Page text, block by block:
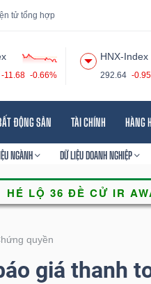
tử tổng hợp
-11.68 -0.66%
HNX-Index
292.64 -0.95
ĐỘNG SẢN TÀI CHÍNH HÀNG
NGÀNH DỮ LIỆU DOANH NGHIỆP
quyền
giá thanh